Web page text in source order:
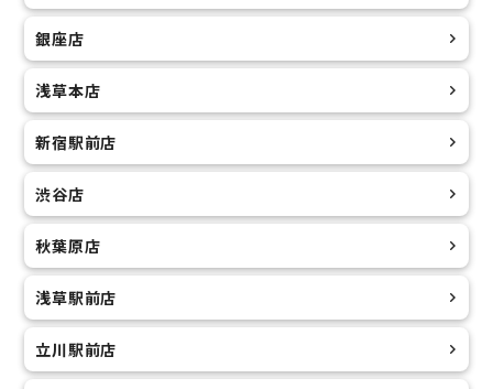
銀座店
浅草本店
新宿駅前店
渋谷店
秋葉原店
浅草駅前店
立川駅前店